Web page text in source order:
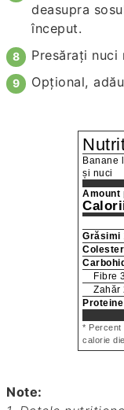
deasupra
început.
Presărați nuci
Opțional,
Banane
și nuci
Amount
Grăsimi
Fibre
Zahăr
Proteine
* Percent
calorie
Note: